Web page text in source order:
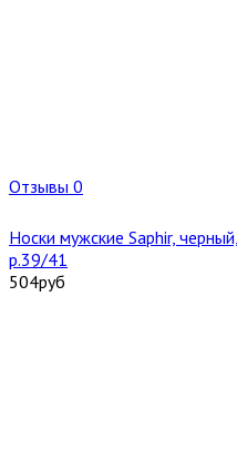
Отзывы 0
Носки мужские Saphir,
р.39/41
504руб